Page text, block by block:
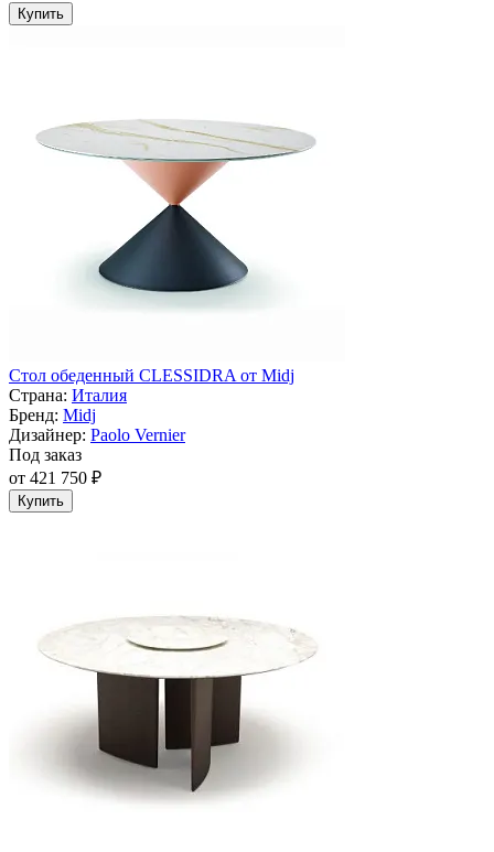
Купить
Стол обеденный CLESSIDRA от Midj
Страна: Италия
Бренд: Midj
Дизайнер: Paolo Vernier
Под заказ
от 421 750 ₽
Купить